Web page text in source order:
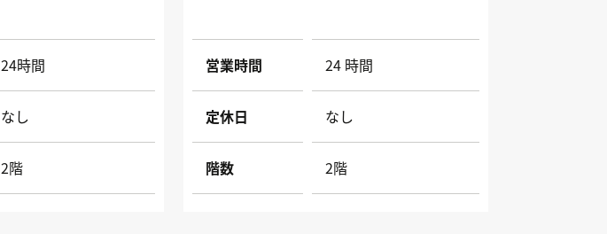
24時間
なし
2階
営業時間 24 時間
定休日 なし
階数 2階